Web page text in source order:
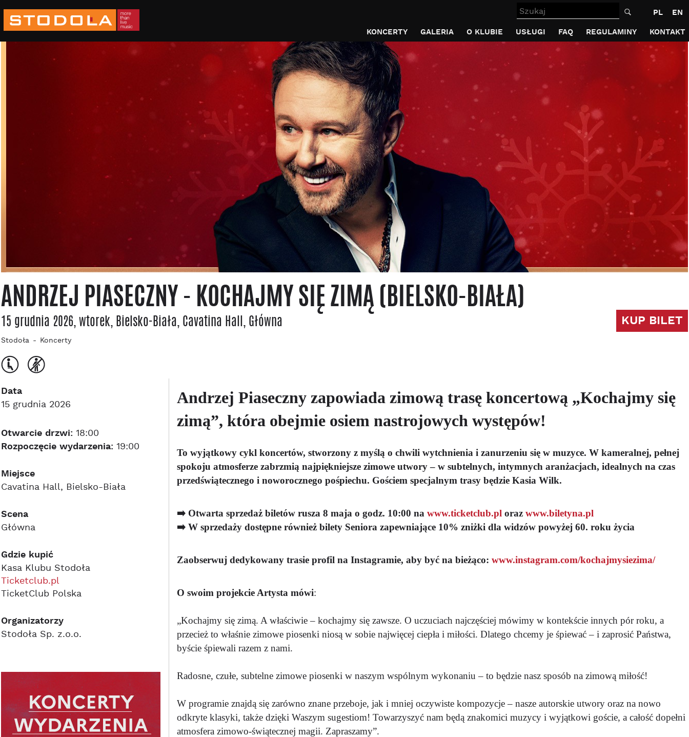
Szukaj PL
EN
KONCERTY
GALERIA O KLUBIE USŁUGI FAQ REGULAMINY KONTAKT
ANDRZEJ PIASECZNY - KOCHAJMY SIĘ ZIMĄ (BIELSKO-BIAŁA)
15 grudnia 2026, wtorek, Bielsko-Biała, Cavatina Hall, Główna KUP BILET
Stodoła Koncerty
Data
15 grudnia 2026
Otwarcie drzwi: 18:00
Rozpoczęcie wydarzenia: 19:00
Miejsce
Cavatina Hall, Bielsko-Biała
Scena
Główna
Gdzie kupić
Kasa Klubu Stodoła
Ticketclub.pl
TicketClub Polska
Organizatorzy
Stodoła Sp. z.o.o.
Andrzej Piaseczny zapowiada zimową trasę koncertową „Kochajmy się
zimą”, która obejmie osiem nastrojowych występów!
To wyjątkowy cykl koncertów, stworzony z myślą o chwili wytchnienia i zanurzeniu się w muzyce. W kameralnej, pełnej
spokoju atmosferze zabrzmią najpiękniejsze zimowe utwory – w subtelnych, intymnych aranżacjach, idealnych na czas
przedświątecznego i noworocznego pośpiechu. Gościem specjalnym trasy będzie Kasia Wilk.
➡️Otwarta sprzedaż biletów rusza 8 maja o godz. 10:00 na www.ticketclub.pl oraz www.biletyna.pl
➡️W sprzedaży dostępne równieżbilety Seniora zapewniające 10% zniżki dla widzów powyżej 60. roku życia
Zaobserwuj dedykowany trasie profil na Instagramie, aby być na bieżąco: www.instagram.com/kochajmysiezima/
O swoim projekcie Artysta mówi:
„Kochajmy się zimą. A właściwie – kochajmy się zawsze. O uczuciach najczęściej mówimy w kontekście innych pór roku, a
przecież to właśnie zimowe piosenki niosą w sobie najwięcej ciepła i miłości. Dlatego chcemy je śpiewać – i zaprosić Państwa,
byście śpiewali razem z nami.
Radosne, czułe, subtelne zimowe piosenki w naszym wspólnym wykonaniu – to będzie nasz sposób na zimową miłość!
W programie znajdą się zarówno znane przeboje, jak i mniej oczywiste kompozycje – nasze autorskie utwory oraz na nowo
odkryte klasyki, także dzięki Waszym sugestiom! Towarzyszyć nam będą znakomici muzycy i wyjątkowi goście, a całość dopełni
atmosfera zimowo-świątecznej magii. Zapraszamy”.